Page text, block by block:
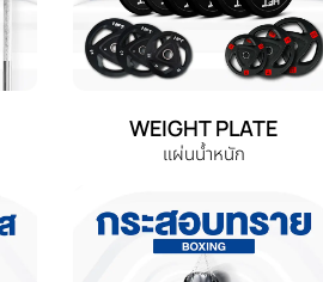
WEIGHT PLATE
แผ่นน้ำหนัก